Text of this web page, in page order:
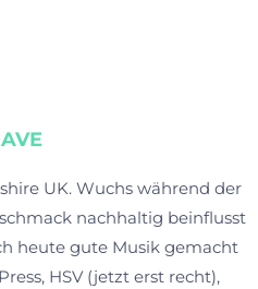
UK. Wuchs während der
nachhaltig beinflusst
heute gute Musik gemacht
HSV (jetzt erst recht),